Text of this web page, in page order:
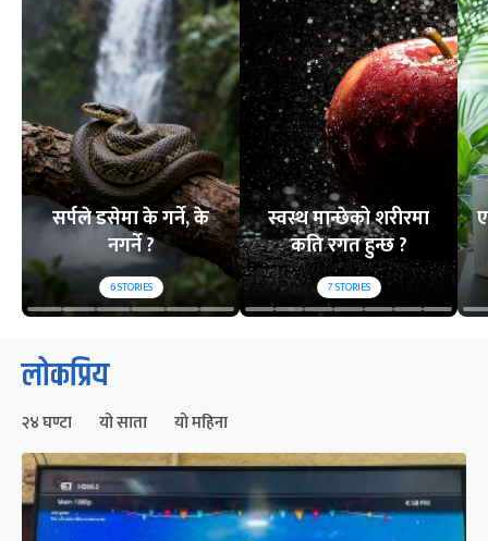
सर्पले डसेमा के गर्ने, के
नगर्ने ?
6STORIES
स्वस्थ मान्छेको शरीरमा
कति रगत हुन्छ ?
7STORIES
लोकप्रिय
२४ घण्टा यो साता यो महिना